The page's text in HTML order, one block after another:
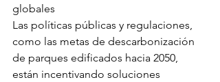
globales
Las políticas públicas y regulaciones,
como las metas de descarbonización
de parques edificados hacia 2050,
están incentivando soluciones